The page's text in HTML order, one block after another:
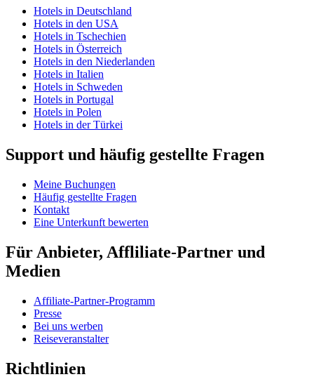
Hotels in Deutschland
Hotels in den USA
Hotels in Tschechien
Hotels in Österreich
Hotels in den Niederlanden
Hotels in Italien
Hotels in Schweden
Hotels in Portugal
Hotels in Polen
Hotels in der Türkei
Support und häufig gestellte Fragen
Meine Buchungen
Häufig gestellte Fragen
Kontakt
Eine Unterkunft bewerten
Für Anbieter, Affliliate-Partner und
Medien
Affiliate-Partner-Programm
Presse
Bei uns werben
Reiseveranstalter
Richtlinien